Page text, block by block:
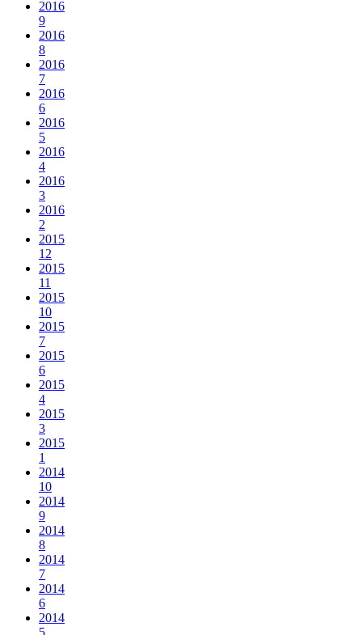
2016
9
2016
8
2016
7
2016
6
2016
5
2016
4
2016
3
2016
2
2015
12
2015
11
2015
10
2015
7
2015
6
2015
4
2015
3
2015
1
2014
10
2014
9
2014
8
2014
7
2014
6
2014